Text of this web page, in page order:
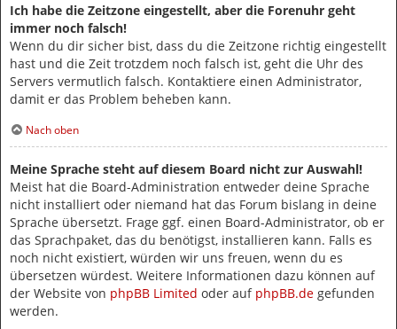
Ich habe die Zeitzone eingestellt, aber die Forenuhr geht
immer noch falsch!
Wenn du dir sicher bist, dass du die Zeitzone richtig eingestellt
hast und die Zeit trotzdem noch falsch ist, geht die Uhr des
Servers vermutlich falsch. Kontaktiere einen Administrator,
damit er das Problem beheben kann.
Nach oben
Meine Sprache steht auf diesem Board nicht zur Auswahl!
Meist hat die Board-Administration entweder deine Sprache
nicht installiert oder niemand hat das Forum bislang in deine
Sprache übersetzt. Frage ggf. einen Board-Administrator, ob er
das Sprachpaket, das du benötigst, installieren kann. Falls es
noch nicht existiert, würden wir uns freuen, wenn du es
übersetzen würdest. Weitere Informationen dazu können auf
der Website von phpBB Limited oder auf phpBB.de gefunden
werden.